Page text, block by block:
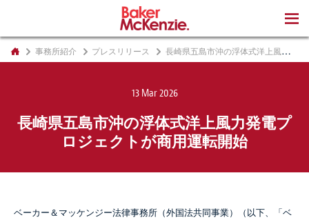
事務所紹介 プレスリリース 長崎県五島市沖の浮体式洋上風力発電プロジェクトが商用運転開始
13 Mar 2026
長崎県五島市沖の浮体式洋上風力発電プ
ロジェクトが商用運転開始
ベーカー＆マッケンジー法律事務所（外国法共同事業）（以下、「ベ